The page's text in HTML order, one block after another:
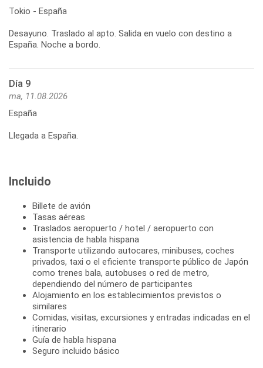
Tokio - España
Desayuno. Traslado al apto. Salida en vuelo con destino a
España. Noche a bordo.
Día 9
ma, 11.08.2026
España
Llegada a España.
Incluido
Billete de avión
Tasas aéreas
Traslados aeropuerto / hotel / aeropuerto con
asistencia de habla hispana
Transporte utilizando autocares, minibuses, coches
privados, taxi o el eficiente transporte público de Japón
como trenes bala, autobuses o red de metro,
dependiendo del número de participantes
Alojamiento en los establecimientos previstos o
similares
Comidas, visitas, excursiones y entradas indicadas en el
itinerario
Guía de habla hispana
Seguro incluido básico